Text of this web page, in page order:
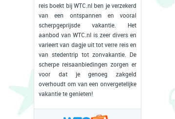
reis boekt bij WTC.nl ben je verzekerd
van een ontspannen en vooral
scherpgeprijsde vakantie. Het
aanbod van WTC.nl is zeer divers en
varieert van dagje uit tot verre reis en
van stedentrip tot zonvakantie. De
scherpe reisaanbiedingen zorgen er
voor dat je genoeg zakgeld
overhoudt om van een onvergetelijke
vakantie te genieten!